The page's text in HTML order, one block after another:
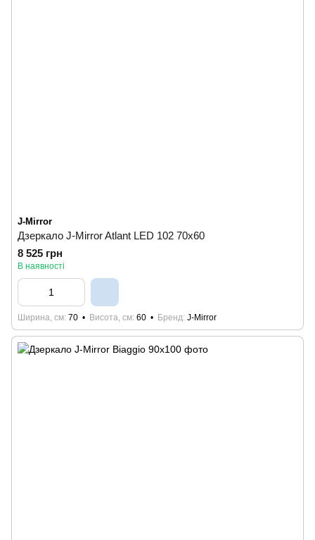
J-Mirror
Дзеркало J-Mirror Atlant LED 102 70x60
8 525 грн
В наявності
Ширина, см 70 Висота, см 60 Бренд J-Mirror